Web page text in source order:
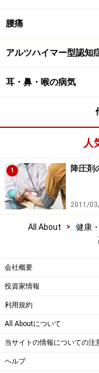
腰痛
アルツハイマー型認知
耳・鼻・喉の病気
人
1 降圧剤
2011/
All About > 健康
会社概要
投資家情報
利用規約
All Aboutについて
当サイトの情報についての注
ヘルプ